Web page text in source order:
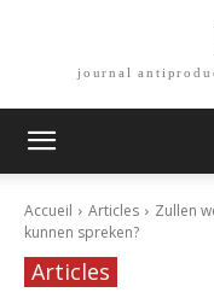
journal
Accueil Articles
Zullen
kunnen spreken?
Articles